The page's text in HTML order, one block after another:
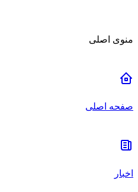
منوی اصلی
صفحه اصلی
اخبار